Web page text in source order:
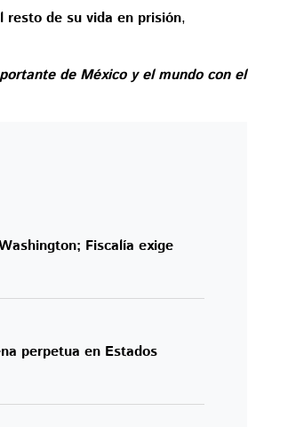
resto de su vida en prisión,
de México y el mundo con el
Fiscalía exige
perpetua en Estados